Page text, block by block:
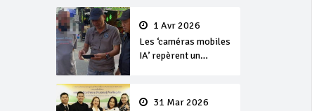
1 Avr 2026
Les ‘caméras mobiles
IA’ repèrent un
séjour31 Mar 2026